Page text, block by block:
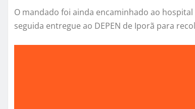
O mandado foi ainda encaminhado ao
seguida entregue ao DEPEN de Iporã para